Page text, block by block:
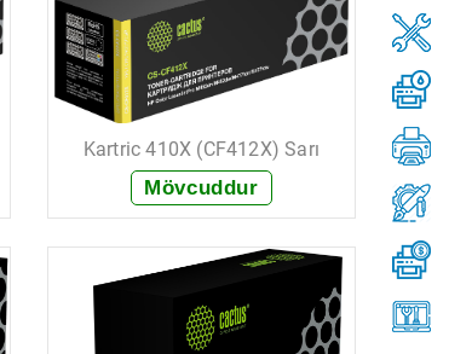
Kartric 410X (CF412X) Sarı
Mövcuddur